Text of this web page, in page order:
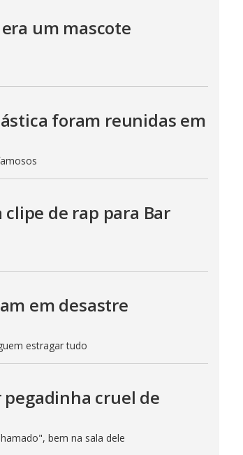
um mascote
foram reunidas em
de rap para Bar
em desastre
estragar tudo
cruel de
bem na sala dele